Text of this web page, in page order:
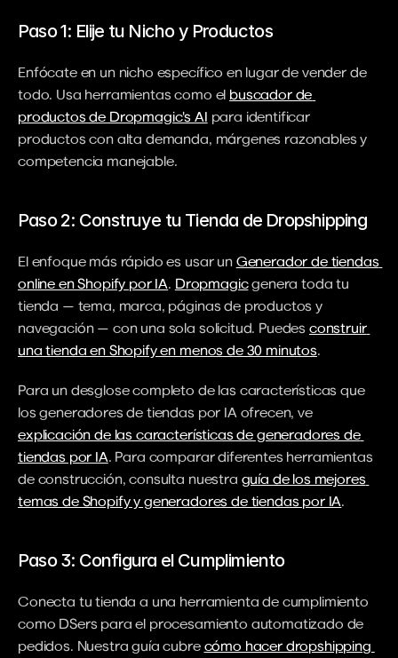
Paso 1: Elije tu Nicho y Productos
Enfócate en un nicho específico en lugar de vender de
todo. Usa herramientas como el buscador de
productos de Dropmagic's AI para identificar
productos con alta demanda, márgenes razonables y
competencia manejable.
Paso 2: Construye tu Tienda de Dropshipping
El enfoque más rápido es usar un Generador de tiendas
online en Shopify por IA. Dropmagic genera toda tu
tienda — tema, marca, páginas de productos y
navegación — con una sola solicitud. Puedes construir
una tienda en Shopify en menos de 30 minutos.
Para un desglose completo de las características que
los generadores de tiendas por IA ofrecen, ve
explicación de las características de generadores de
tiendas por IA. Para comparar diferentes herramientas
de construcción, consulta nuestra guía de los mejores
temas de Shopify y generadores de tiendas por IA.
Paso 3: Configura el Cumplimiento
Conecta tu tienda a una herramienta de cumplimiento
como DSers para el procesamiento automatizado de
pedidos. Nuestra guía cubre cómo hacer dropshipping